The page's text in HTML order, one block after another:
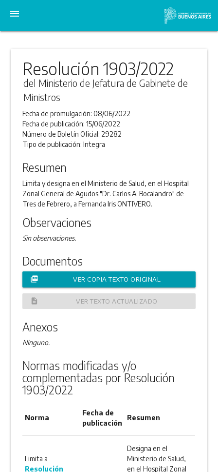
menu
Resolución 1903/2022
del Ministerio de Jefatura de Gabinete de
Ministros
Fecha de promulgación:08/06/2022
Fecha de publicación:15/06/2022
Número de Boletín Oficial: 29282
Tipo de publicación:Integra
Resumen
Limita y designa en el Ministerio de Salud, en el Hospital
Zonal General de Agudos "Dr. Carlos A. Bocalandro" de
Tres de Febrero, a Fernanda Iris ONTIVERO.
Observaciones
Sin observaciones.
Documentos
picture_as_pdf VER COPIA TEXTO ORIGINAL
description VER TEXTO ACTUALIZADO
Anexos
Ninguno.
Normas modificadas y/o
complementadas por Resolución
1903/2022
Norma
Fecha de
publicación
Resumen
Limita a
Resolución
Designa en el
Ministerio de Salud,
en el Hospital Zonal